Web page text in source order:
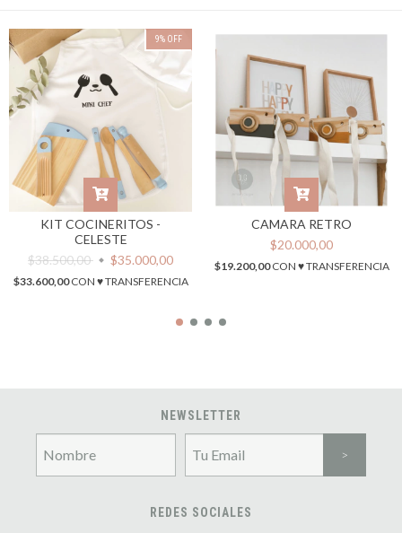
9% OFF
KIT COCINERITOS -
CELESTE
$38.500,00
$35.000,00
$33.600,00CON ♥ TRANSFERENCIA
CAMARA RETRO
$20.000,00
$19.200,00CON ♥ TRANSFERENCIA
NEWSLETTER
REDES SOCIALES